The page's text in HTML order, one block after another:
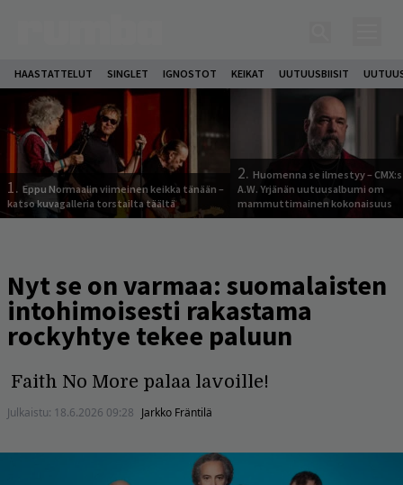
HAASTATTELUT SINGLET IGNOSTOT KEIKAT UUTUUSBIISIT
1. Eppu Normaalin viimeinen keikka tänään –
katso kuvagalleria torstailta täältä
2. Huomenna se ilmestyy –
A.W. Yrjänän uutuusalbumi om
mammuttimainen kokonaisuus
Nyt se on varmaa: suomalaisten
intohimoisesti rakastama
rockyhtye tekee paluun
Faith No More palaa lavoille!
Julkaistu: 18.6.2026 09:28 Jarkko Fräntilä